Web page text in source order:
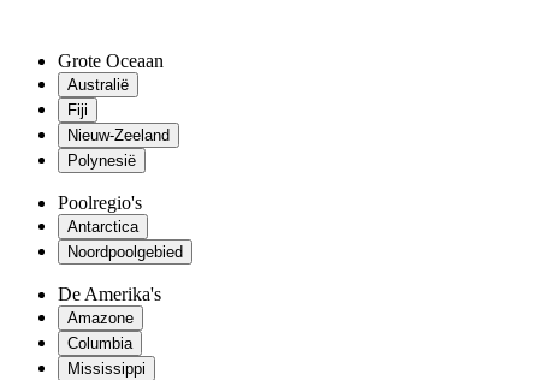
Grote Oceaan
Australië
Fiji
Nieuw-Zeeland
Polynesië
Poolregio's
Antarctica
Noordpoolgebied
De Amerika's
Amazone
Columbia
Mississippi